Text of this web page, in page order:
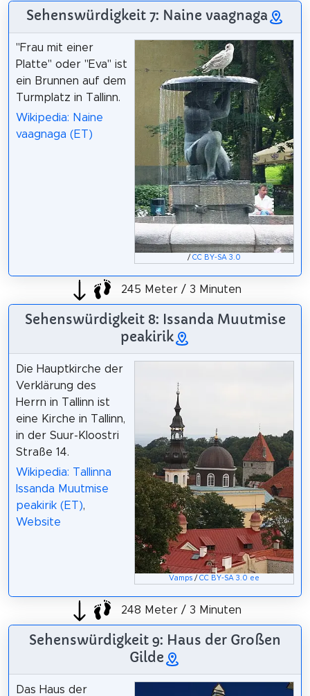
Sehenswürdigkeit 7: Naine vaagnaga
/CC BY-SA 3.0
"Frau mit einer
Platte" oder "Eva" ist
ein Brunnen auf dem
Turmplatz in Tallinn.
Wikipedia: Naine
vaagnaga (ET)
245 Meter / 3 Minuten
Sehenswürdigkeit 8: Issanda Muutmise
peakirik
Vamps /CC BY-SA 3.0 ee
Die Hauptkirche der
Verklärung des
Herrn in Tallinn ist
eine Kirche in Tallinn,
in der Suur-Kloostri
Straße 14.
Wikipedia: Tallinna
Issanda Muutmise
peakirik (ET),
Website
248 Meter / 3 Minuten
Sehenswürdigkeit 9: Haus der Großen
Gilde
Das Haus der